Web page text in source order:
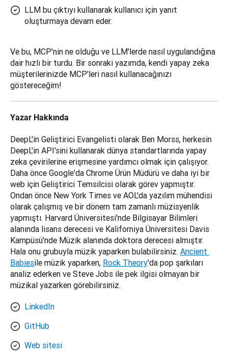
LLM bu çıktıyı kullanarak kullanıcı için yanıt
oluşturmaya devam eder.
Ve bu, MCP'nin ne olduğu ve LLM'lerde nasıl uygulandığına
dair hızlı bir turdu. Bir sonraki yazımda, kendi yapay zeka
müşterilerinizde MCP'leri nasıl kullanacağınızı
göstereceğim!
Yazar Hakkında
DeepL'in Geliştirici Evangelisti olarak Ben Morss, herkesin
DeepL'in API'sini kullanarak dünya standartlarında yapay
zeka çevirilerine erişmesine yardımcı olmak için çalışıyor.
Daha önce Google'da Chrome Ürün Müdürü ve daha iyi bir
web için Geliştirici Temsilcisi olarak görev yapmıştır.
Ondan önce New York Times ve AOL'da yazılım mühendisi
olarak çalışmış ve bir dönem tam zamanlı müzisyenlik
yapmıştı. Harvard Üniversitesi'nde Bilgisayar Bilimleri
alanında lisans derecesi ve Kaliforniya Üniversitesi Davis
Kampüsü'nde Müzik alanında doktora derecesi almıştır.
Hala onu grubuyla müzik yaparken bulabilirsiniz. Ancient
Babiesile müzik yaparken, Rock Theory'da pop şarkıları
analiz ederken ve Steve Jobs ile pek ilgisi olmayan bir
müzikal yazarken görebilirsiniz.
LinkedIn
GitHub
Web sitesi